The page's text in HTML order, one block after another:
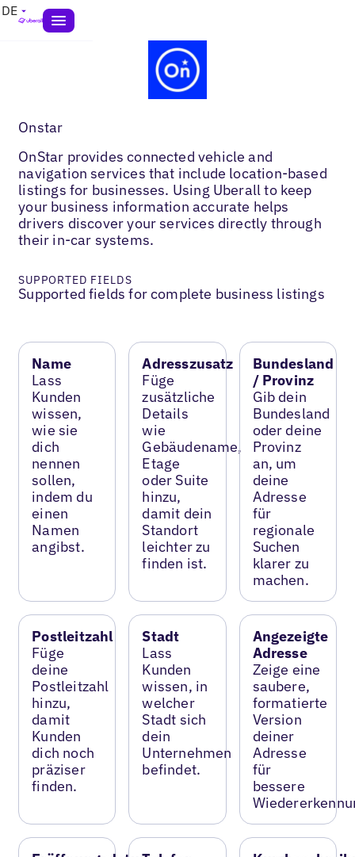
DE
Onstar
OnStar provides connected vehicle and
navigation services that include location-based
listings for businesses. Using Uberall to keep
your business information accurate helps
drivers discover your services directly through
their in-car systems.
SUPPORTED FIELDS
Supported fields for complete business listings
Name
Lass
Kunden
wissen,
wie sie
dich
nennen
sollen,
indem du
einen
Namen
angibst.
Adresszusatz
Füge
zusätzliche
Details
wie
Gebäudename,
Etage
oder Suite
hinzu,
damit dein
Standort
leichter zu
finden ist.
Bundesland
/ Provinz
Gib dein
Bundesland
oder deine
Provinz
an, um
deine
Adresse
für
regionale
Suchen
klarer zu
machen.
Postleitzahl
Füge
deine
Postleitzahl
hinzu,
damit
Kunden
dich noch
präziser
finden.
Stadt
Lass
Kunden
wissen, in
welcher
Stadt sich
dein
Unternehmen
befindet.
Angezeigte
Adresse
Zeige eine
saubere,
formatierte
Version
deiner
Adresse
für
bessere